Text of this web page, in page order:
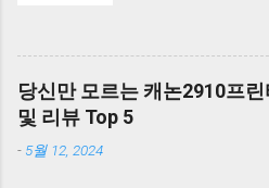
랙 K560 일반형.
밍 유선키보드 갈
키보드 G803000S
계식 키보드 4종 축
당신만 모르는 캐논2910프
및 리뷰 Top 5
- 5월 12, 2024